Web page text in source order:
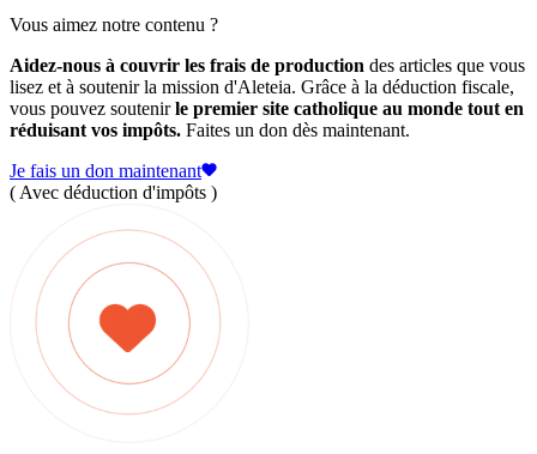
Vous aimez notre contenu ?
Aidez-nous à couvrir les frais de production des articles que vous
lisez et à soutenir la mission d'Aleteia. Grâce à la déduction fiscale,
vous pouvez soutenirle premier site catholique au monde tout en
réduisant vos impôts. Faites un don dès maintenant.
Je fais un don maintenant
( Avec déduction d'impôts )